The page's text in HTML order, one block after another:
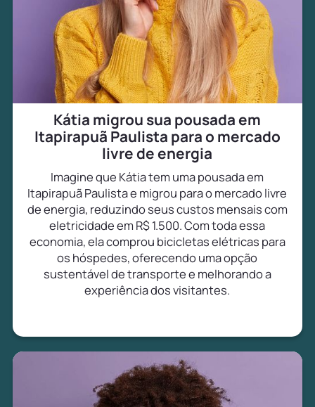
Kátia migrou sua pousada em
Itapirapuã Paulista para o mercado
livre de energia
Imagine que Kátia tem uma pousada em
Itapirapuã Paulista e migrou para o mercado livre
de energia, reduzindo seus custos mensais com
eletricidade em R$ 1.500. Com toda essa
economia, ela comprou bicicletas elétricas para
os hóspedes, oferecendo uma opção
sustentável de transporte e melhorando a
experiência dos visitantes.